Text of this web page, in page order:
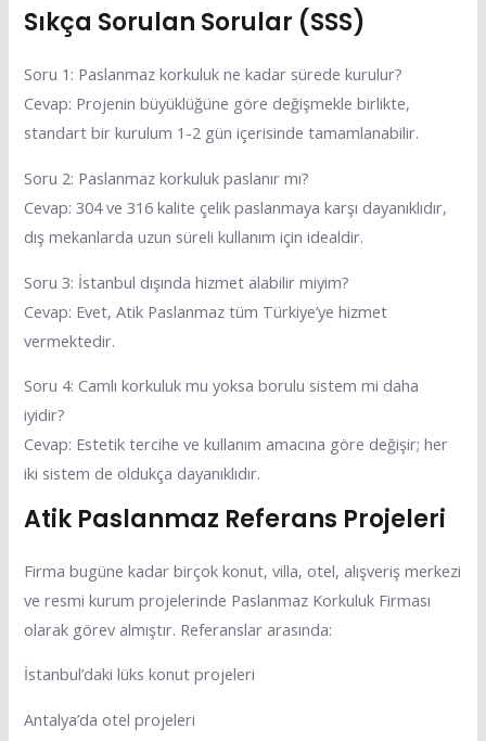
Sıkça Sorulan Sorular (SSS)
Soru 1: Paslanmaz korkuluk ne kadar sürede kurulur?
Cevap: Projenin büyüklüğüne göre değişmekle birlikte,
standart bir kurulum 1-2 gün içerisinde tamamlanabilir.
Soru 2: Paslanmaz korkuluk paslanır mı?
Cevap: 304 ve 316 kalite çelik paslanmaya karşı dayanıklıdır,
dış mekanlarda uzun süreli kullanım için idealdir.
Soru 3: İstanbul dışında hizmet alabilir miyim?
Cevap: Evet, Atik Paslanmaz tüm Türkiye’ye hizmet
vermektedir.
Soru 4: Camlı korkuluk mu yoksa borulu sistem mi daha
iyidir?
Cevap: Estetik tercihe ve kullanım amacına göre değişir; her
iki sistem de oldukça dayanıklıdır.
Atik Paslanmaz Referans Projeleri
Firma bugüne kadar birçok konut, villa, otel, alışveriş merkezi
ve resmi kurum projelerinde Paslanmaz Korkuluk Firması
olarak görev almıştır. Referanslar arasında:
İstanbul’daki lüks konut projeleri
Antalya’da otel projeleri